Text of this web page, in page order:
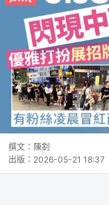
撰文： 陳釗
出版： 2026-05-21 18:37